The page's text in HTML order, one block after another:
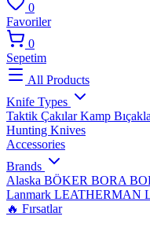
0
Favoriler
0
Sepetim
All Products
Knife Types
Taktik ÇakılarKamp
Hunting Knives
Accessories
Brands
Alaska BÖKER BORA
Lanmark LEATHERMAN
🔥 Fırsatlar